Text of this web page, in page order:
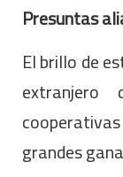
Presuntas
El brillo de
grandes